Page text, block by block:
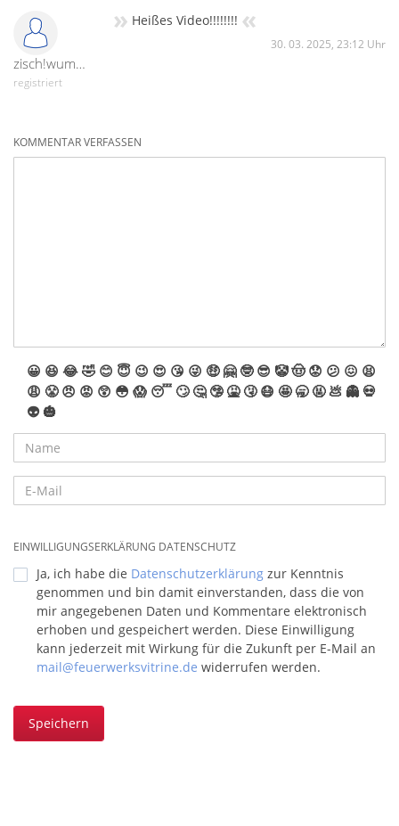
zisch!wumm!peng!
registriert
» Heißes Video!!!!!!!! «
30. 03. 2025, 23:12 Uhr
KOMMENTAR VERFASSEN
😀 😆 😂🤣 😊 😇 😉 😍 😘 😜 🤑 🤗 🤓 😎 🤡🤠 😟 😕 😖 😫
😩 😤 😠 😡 😲 😳 😱 😴 🙄 🤔 🤥 🤮 🤧 😷 🤩 🥱 🤬 💩 👻 💀
👽 🎃
EINWILLIGUNGSERKLÄRUNG DATENSCHUTZ
Ja, ich habe die Datenschutzerklärung zur Kenntnis
genommen und bin damit einverstanden, dass die von
mir angegebenen Daten und Kommentare elektronisch
erhoben und gespeichert werden. Diese Einwilligung
kann jederzeit mit Wirkung für die Zukunft per E-Mail an
mail@feuerwerksvitrine.de widerrufen werden.
Speichern